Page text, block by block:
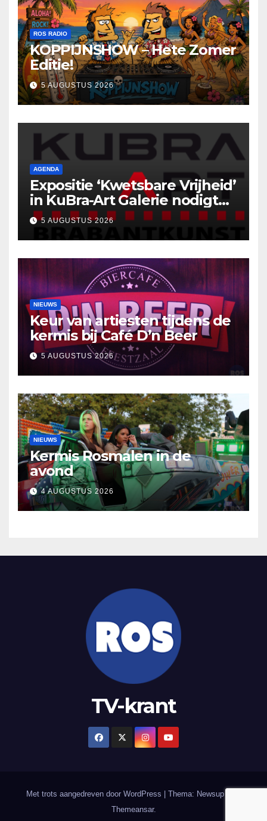
ROS RADIO
KOPPIJNSHOW – Hete Zomer
Editie!
5 AUGUSTUS 2026
AGENDA
Expositie ‘Kwetsbare Vrijheid’
in KuBra-Art Galerie nodigt
uit tot ontmoeting en
reflectie
5 AUGUSTUS 2026
NIEUWS
Keur van artiesten tijdens de
kermis bij Café D’n Beer
5 AUGUSTUS 2026
NIEUWS
Kermis Rosmalen in de
avond
4 AUGUSTUS 2026
TV-krant
Met trots aangedreven door WordPress
Thema: Newsup door
Themeansar.